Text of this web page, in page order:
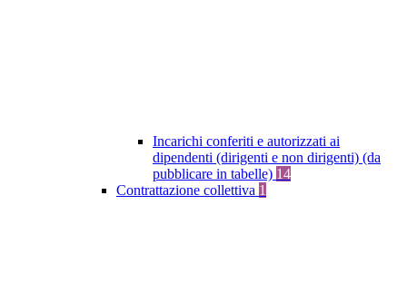
Incarichi conferiti e autorizzati ai
dipendenti (dirigenti e non dirigenti) (da
pubblicare in tabelle) 14
Contrattazione collettiva 1